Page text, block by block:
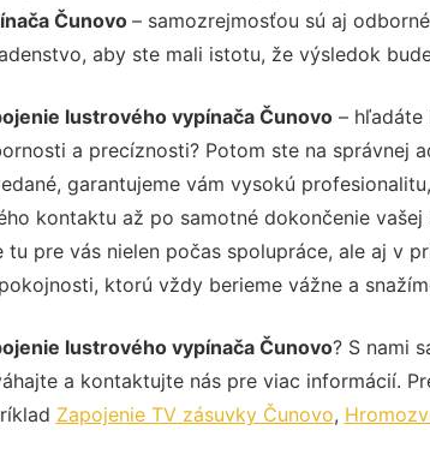
Čunovo– samozrejmosťou sú aj
aby ste mali istotu, že výsledok
lustrového vypínača Čunovo– hľadáte
a precíznosti? Potom ste na správnej
garantujeme vám vysokú
kontaktu až po samotné dokončenie
tu pre vás nielen počas spolupráce, ale aj v
ktorú vždy berieme vážne a
lustrového vypínača Čunovo? S nami
a kontaktujte nás pre viac informácií.
Zapojenie TV zásuvky Čunovo,